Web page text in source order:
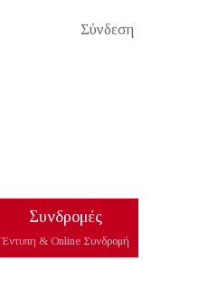
Σύνδεση
Συνδρομές
Έντυπη & Online Συνδρομή